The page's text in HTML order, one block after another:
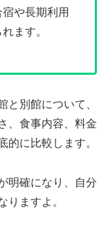
や長期利用
ます。
と別館について、
、食事内容、料金
的に比較します。
明確になり、自分
りますよ。